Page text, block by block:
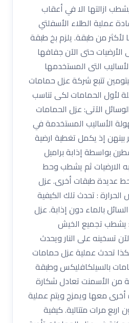
ازالتها الا في أعقاب
عملية الطلاء الأسفلتي
لأكثر من طبقة. يلزم بخ طبقة
الأرضيات حتى الآن جفافها
التى المستخدمها
تتبع شركة عزل حمامات
لأول الحمامات لكى تناسب
الآتى: عزل الحمامات
الأساليب المستخدمة في
إذ يكمل تغطية ارضية
بواسطة إذابة براميل
الارضيات ثم يشطب وحط
عديدة طبقات أخرى. عزل
: تحدث تلك الكيفية
بالماء دون إذابة. عزل
: يشطب تجميع الخيش
تسخينه على النار ويحدث
تحدث عملية عزل حمامات
بالسيلكافليكس وطبقة
من الأسمنت تعادل شكارة
معها ويمزج ويتم عملية
مرات متتالية. كيفية